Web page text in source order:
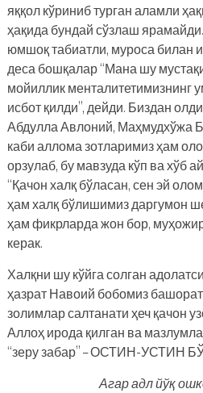
яққол кўриниб турган аламли
ҳақида бундай сўзлаш
юмшоқ табиатли, муроса билан
деса бошқалар “Мана шу
мойиллик менталитетимизнинг
исбот қилди”, дейди. Биздан
Абдулла Авлоний, Маҳмудхўжа
каби аллома зотларимиз ҳам
орзулаб, бу мавзуда кўп ва хўб
“Қачон халқ бўласан, сен эй
ҳам халқ бўлишимиз даргумон
ҳам фикрларда жон бор,
керак.
Халқни шу кўйга солган
ҳазрат Навоий бобомиз башорат
золимлар салтанати ҳеч қачон
Аллоҳ ирода қилган ва
“зеру забар” – ОСТИН-УСТИН
Агар адл йўқ